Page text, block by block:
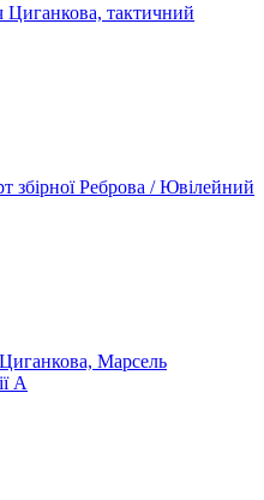
Циганкова, тактичний
Реброва / Ювілейний
Марсель
А